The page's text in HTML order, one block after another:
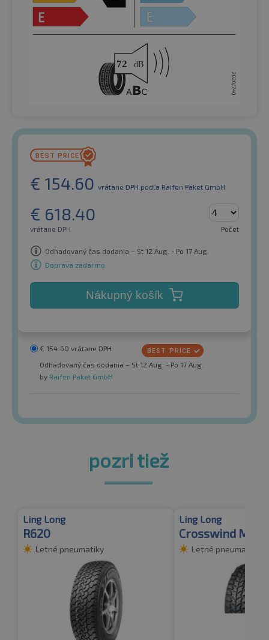
€ 154.60 vrátane DPH podľa Raifen Paket GmbH
€ 618.40
vrátane DPH Počet
Odhadovaný čas dodania – St 12 Aug. - Po 17 Aug.
Doprava zadarmo
Nákupný košík
€ 154.60 vrátane DPH
Odhadovaný čas dodania – St 12 Aug. - Po 17 Aug.
by Raifen Paket GmbH
pozri tiež
Ling Long
R620
Letné pneumatiky
Ling Long
Crosswind M/T
Letné pneumatiky